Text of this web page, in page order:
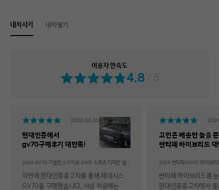
내차사기 내차팔기
이용자 만족도
4.8
2026.08.01
현대인증에서
gv70구매후기 대만족!
1
2024 GV70 가솔린 2.5 터보 2WD 스포츠 디자인 셀렉션Ⅱ
이번에 현대인증중고차를 통해 제네시스
GV70을 구매했습니다. 사실 처음에는
고민은 배송만 늦출
싼타페 하이브리드
싼타페 하이브리드를
현대인증중고차에서